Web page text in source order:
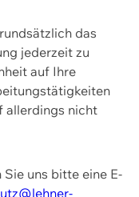
das
jederzeit zu
auf Ihre
allerdings nicht
uns bitte eine E-